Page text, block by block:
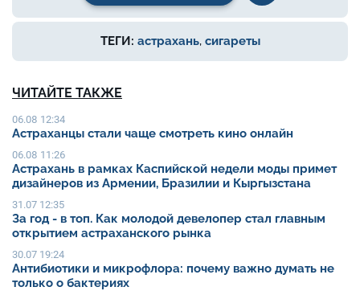
ТЕГИ: астрахань, сигареты
ЧИТАЙТЕ ТАКЖЕ
06.08 12:34
Астраханцы стали чаще смотреть кино онлайн
06.08 11:26
Астрахань в рамках Каспийской недели моды примет
дизайнеров из Армении, Бразилии и Кыргызстана
31.07 12:35
За год - в топ. Как молодой девелопер стал главным
открытием астраханского рынка
30.07 19:24
Антибиотики и микрофлора: почему важно думать не
только о бактериях